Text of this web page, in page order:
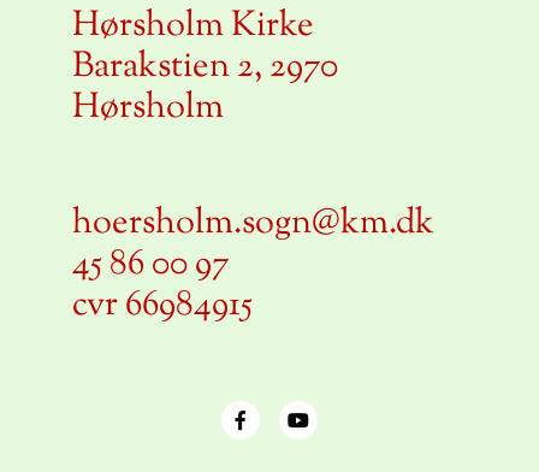
Hørsholm Kirke
Barakstien 2, 2970
Hørsholm
hoersholm.sogn@km.dk
45 86 00 97
cvr 66984915